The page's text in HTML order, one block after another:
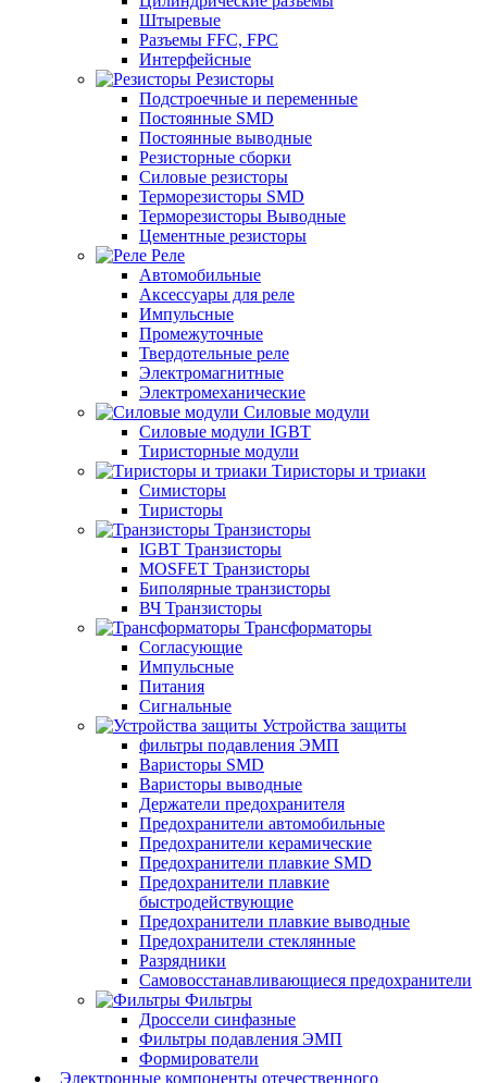
Штыревые
Разъемы FFC, FPC
Интерфейсные
Резисторы
Подстроечные и переменные
Постоянные SMD
Постоянные выводные
Резисторные сборки
Силовые резисторы
Терморезисторы SMD
Терморезисторы Выводные
Цементные резисторы
Реле
Автомобильные
Аксессуары для реле
Импульсные
Промежуточные
Твердотельные реле
Электромагнитные
Электромеханические
Силовые модули
Силовые модули IGBT
Тиристорные модули
Тиристоры и триаки
Симисторы
Тиристоры
Транзисторы
IGBT Транзисторы
MOSFET Транзисторы
Биполярные транзисторы
ВЧ Транзисторы
Трансформаторы
Согласующие
Импульсные
Питания
Сигнальные
Устройства защиты
фильтры подавления ЭМП
Варисторы SMD
Варисторы выводные
Держатели предохранителя
Предохранители автомобильные
Предохранители керамические
Предохранители плавкие SMD
Предохранители плавкие
быстродействующие
Предохранители плавкие выводные
Предохранители стеклянные
Разрядники
Самовосстанавливающиеся предохранители
Фильтры
Дроссели синфазные
Фильтры подавления ЭМП
Формирователи
Электронные компоненты отечественного